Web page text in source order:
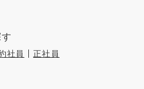
社員 正社員